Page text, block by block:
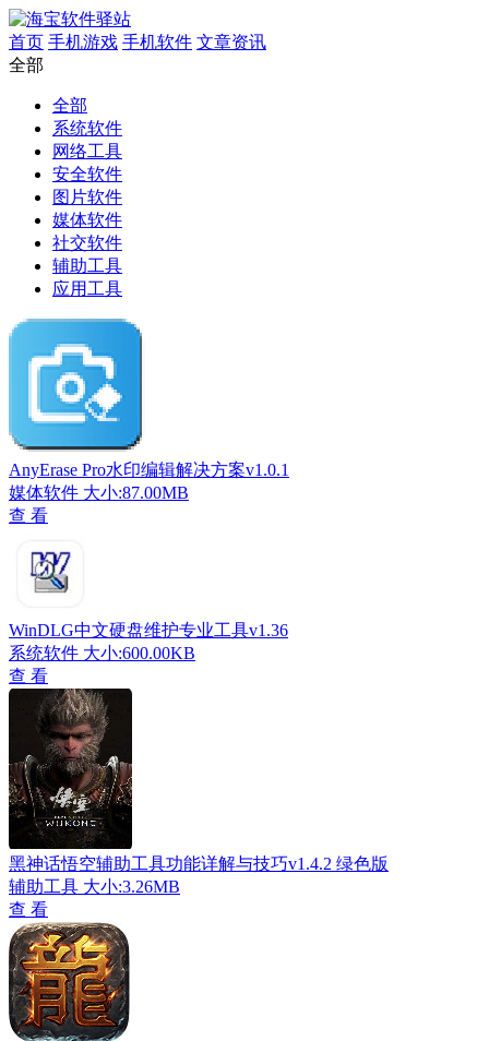
首页 手机游戏 手机软件 文章资讯
全部
全部
系统软件
网络工具
安全软件
图片软件
媒体软件
社交软件
辅助工具
应用工具
AnyErase Pro水印编辑解决方案v1.0.1
媒体软件 大小:87.00MB
查 看
WinDLG中文硬盘维护专业工具v1.36
系统软件 大小:600.00KB
查 看
黑神话悟空辅助工具功能详解与技巧v1.4.2 绿色版
辅助工具 大小:3.26MB
查 看